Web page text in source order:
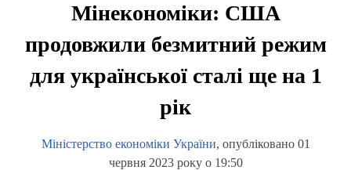
Мінекономіки: США
продовжили безмитний режим
для української сталі ще на 1
рік
Міністерство економіки України, опубліковано 01
червня 2023 року о 19:50